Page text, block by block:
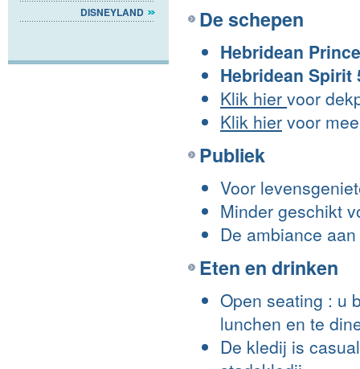
DISNEYLAND
De schepen
Hebridean
Hebridean Spirit
Klik hier voor
Klik hier voor
Publiek
Voor
Minder geschikt
De ambiance
Eten en drinken
Open seating : u
lunchen en te
De kledij is